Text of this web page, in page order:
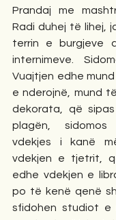
Prandaj me
Radi duhej të lihej,
terrin e burgjeve
internimeve.
Vuajtjen edhe
e nderojnë, mund
dekorata, që
plagën,
vdekjes i kanë
vdekjen e tjetrit,
edhe vdekjen e
po të kenë qenë
sfidohen studiot e